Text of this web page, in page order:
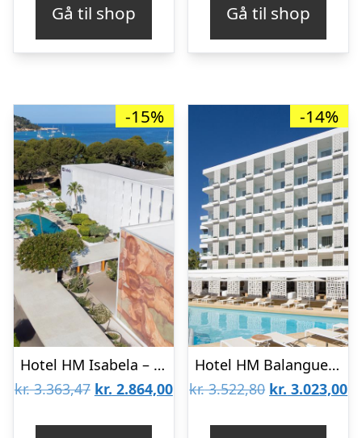
Gå til shop
kr. 5.220,06.
Gå til shop
-15%
Hotel HM Isabela – Voksenhotel
kr.3.363,47 Den
kr. 2.864,00Den
-14%
Hotel HM Balanguera Beach – voksenhotel
kr.3.522,80 Den
kr. 3.023,00